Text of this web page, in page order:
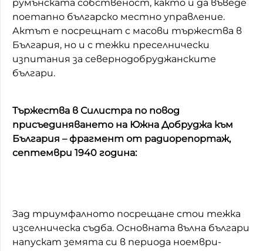
румънската собственост, както и да въведе
поетапно българско местно управление.
Актът е посрещнат с масови тържества в
България, но и с тежки преселнически
изпитания за севернодобруджанските
българи.
Тържества в Силистра по повод
присъединяването на Южна Добруджа към
България – фрагмент от радиорепортаж,
септември 1940 година:
Зад триумфалното посрещане стои тежка
изселническа съдба. Основната вълна българи
напускат земята си в периода ноември-